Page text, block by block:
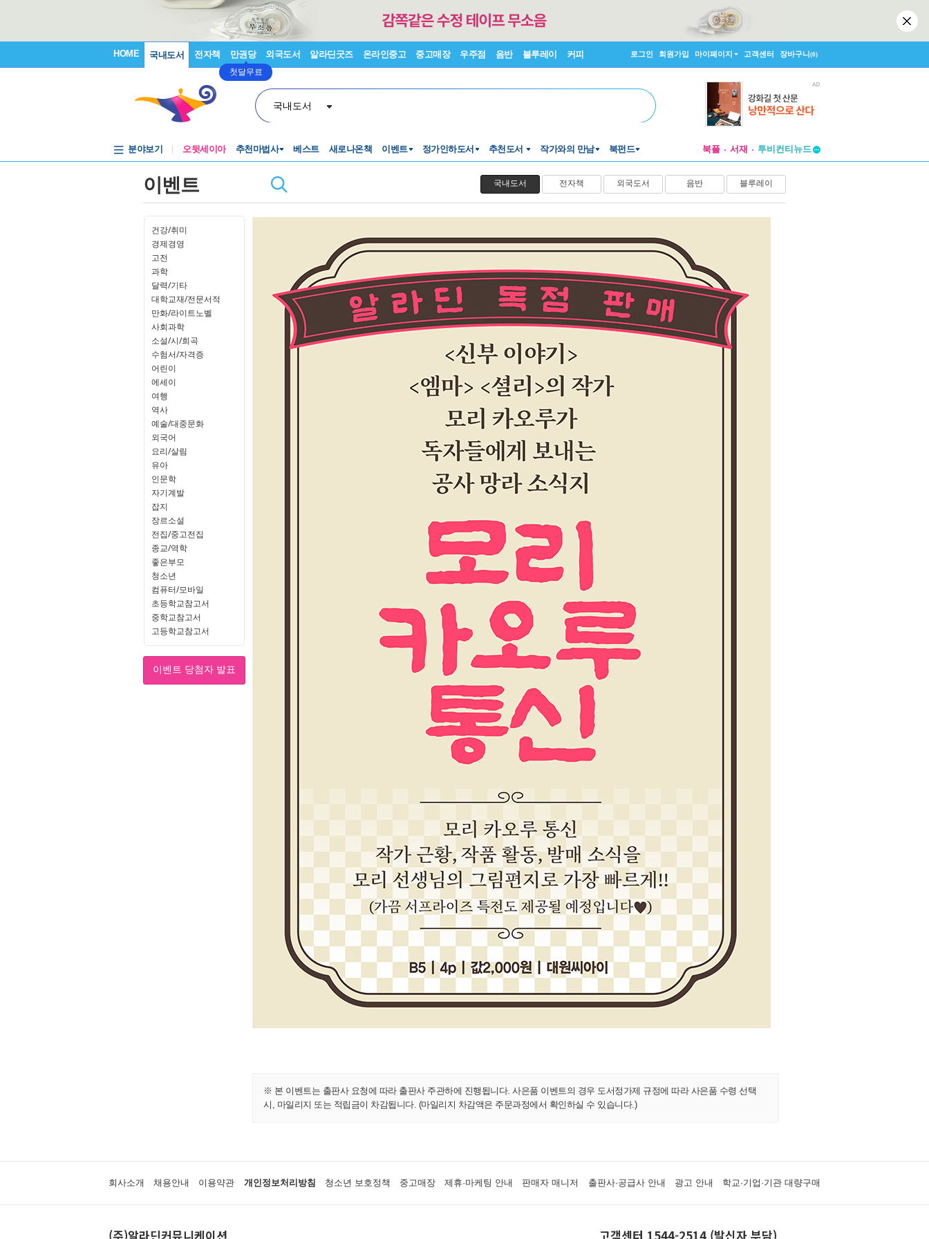
HOME 국내도서 전자책 만권당
첫달무료
외국도서 알라딘굿즈 온라인중고 중고매장 우주점 음반 블루레이 커피 로그인 회원가입 마이페이지 고객센터 장바구니(0)
국내도서
분야보기 오뒷세이아 추천마법사 베스트 새로나온책 이벤트 정가인하도서 추천도서 작가와의 만남 북펀드 북플 서재
투비컨티뉴드
투비컨티뉴드
이벤트 국내도서 전자책 외국도서 음반 블루레이
건강/취미
경제경영
고전
과학
달력/기타
대학교재/전문서적
만화/라이트노벨
사회과학
소설/시/희곡
수험서/자격증
어린이
에세이
여행
역사
예술/대중문화
외국어
요리/살림
유아
인문학
자기계발
잡지
장르소설
전집/중고전집
종교/역학
좋은부모
청소년
컴퓨터/모바일
초등학교참고서
중학교참고서
고등학교참고서
이벤트 당첨자 발표
※ 본 이벤트는 출판사 요청에 따라 출판사 주관하에 진행됩니다. 사은품 이벤트의 경우 도서정가제 규정에 따라 사은품 수령 선택
시, 마일리지 또는 적립금이 차감됩니다. (마일리지 차감액은 주문과정에서 확인하실 수 있습니다.)
회사소개 채용안내 이용약관 개인정보처리방침 청소년 보호정책 중고매장 제휴·마케팅 안내 판매자 매니저 출판사·공급사 안내 광고 안내 학교·기업·기관 대량구매
(주)알라딘커뮤니케이션 고객센터 1544-2514 (발신자 부담)